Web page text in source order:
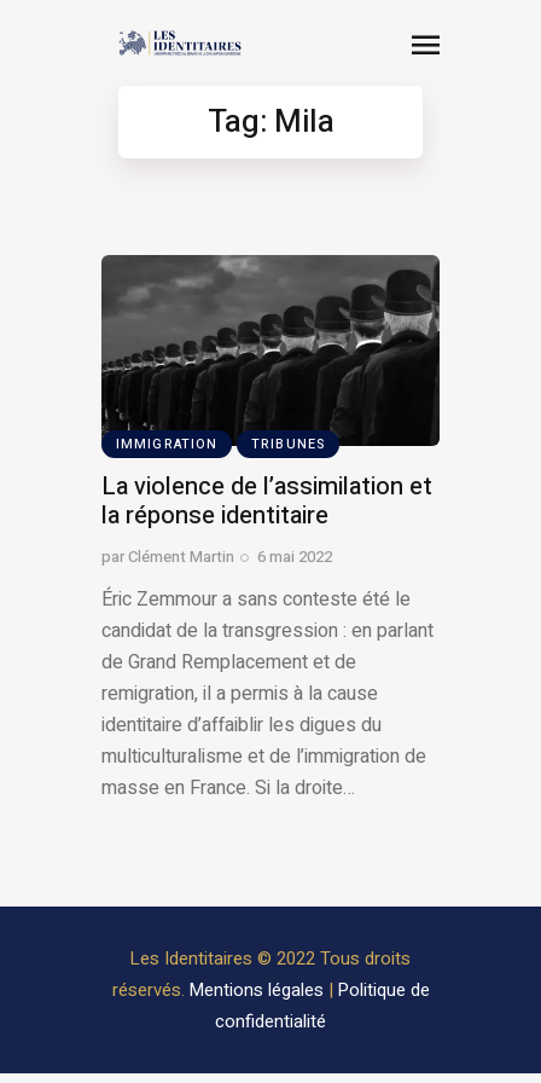
Tag: Mila
IMMIGRATION TRIBUNES
La violence de l’assimilation et
la réponse identitaire
parClément Martin 6 mai 2022
Éric Zemmour a sans conteste été le
candidat de la transgression : en parlant
de Grand Remplacement et de
remigration, il a permis à la cause
identitaire d’affaiblir les digues du
multiculturalisme et de l’immigration de
masse en France. Si la droite…
Les Identitaires © 2022 Tous droits
réservés. Mentions légales | Politique de
confidentialité